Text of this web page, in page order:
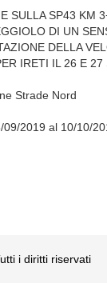
SULLA SP43 KM
DI UN
DELLA
IRETI IL 26 E
Strade Nord
09/2019 al 10/10/
i diritti riservati